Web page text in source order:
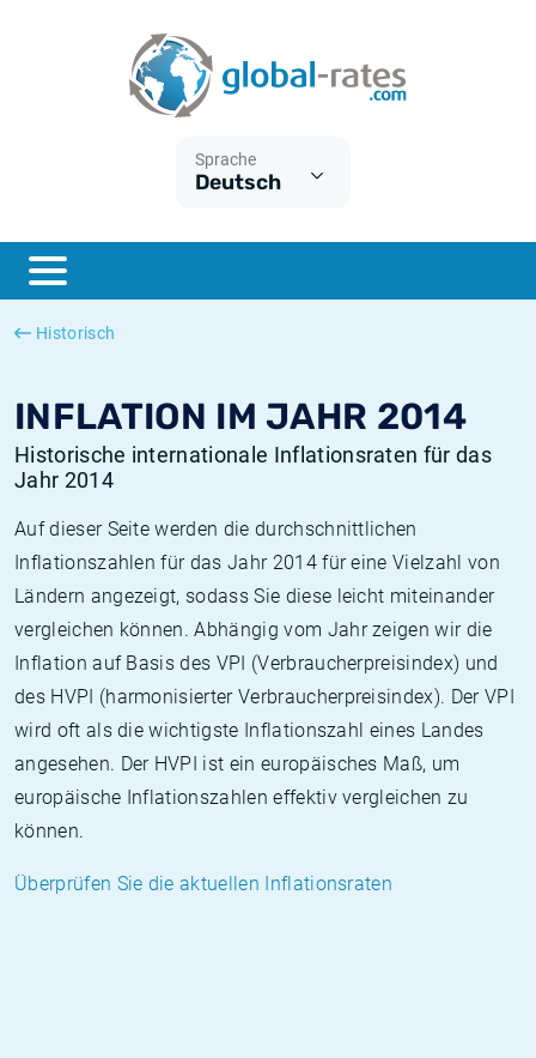
Sprache
Deutsch
Historisch
INFLATION IM JAHR 2014
Historische internationale Inflationsraten für das
Jahr 2014
Auf dieser Seite werden die durchschnittlichen
Inflationszahlen für das Jahr 2014 für eine Vielzahl von
Ländern angezeigt, sodass Sie diese leicht miteinander
vergleichen können. Abhängig vom Jahr zeigen wir die
Inflation auf Basis des VPI (Verbraucherpreisindex) und
des HVPI (harmonisierter Verbraucherpreisindex). Der VPI
wird oft als die wichtigste Inflationszahl eines Landes
angesehen. Der HVPI ist ein europäisches Maß, um
europäische Inflationszahlen effektiv vergleichen zu
können.
Überprüfen Sie die aktuellen Inflationsraten
ESTER
SONIA
Was ist die VPI-Inflation?
Was ist die HVPI-Inflation?
Deutsche inflation
Europäische inflation
Historische Euribor-Sätze
Historische ESTER-Sätze
Historische SOFR-Sätze
Historische SONIA-Sätze
Inflationsrechner